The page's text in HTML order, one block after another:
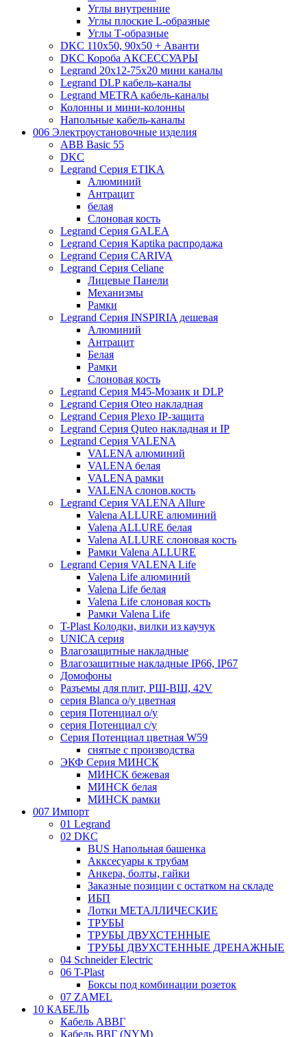
Углы внутренние
Углы плоские L-образные
Углы Т-образные
DKC 110х50, 90х50 + Аванти
DKC Короба АКСЕССУАРЫ
Legrand 20х12-75х20 мини каналы
Legrand DLP кабель-каналы
Legrand METRA кабель-каналы
Колонны и мини-колонны
Напольные кабель-каналы
006 Электроустановочные изделия
ABB Basic 55
DKC
Legrand Серия ETIKA
Алюминий
Антрацит
белая
Слоновая кость
Legrand Серия GALEA
Legrand Серия Kaptika распродажа
Legrand Серия CARIVA
Legrand Серия Celiane
Лицевые Панели
Механизмы
Рамки
Legrand Серия INSPIRIA дешевая
Алюминий
Антрацит
Белая
Рамки
Слоновая кость
Legrand Серия M45-Мозаик и DLP
Legrand Серия Oteo накладная
Legrand Серия Plexo IP-защита
Legrand Серия Quteo накладная и IP
Legrand Серия VALENA
VALENA алюминий
VALENA белая
VALENA рамки
VALENA слонов.кость
Legrand Серия VALENA Allure
Valena ALLURE алюминий
Valena ALLURE белая
Valena ALLURE слоновая кость
Рамки Valena ALLURE
Legrand Серия VALENA Life
Valena Life алюминий
Valena Life белая
Valena Life слоновая кость
Рамки Valena Life
T-Plast Колодки, вилки из каучук
UNICA серия
Влагозащитные накладные
Влагозащитные накладные IP66, IP67
Домофоны
Разъемы для плит, РШ-ВШ, 42V
серия Blanca о/у цветная
серия Потенциал о/у
серия Потенциал с/у
Серия Потенциал цветная W59
снятые с производства
ЭКФ Серия МИНСК
МИНСК бежевая
МИНСК белая
МИНСК рамки
007 Импорт
01 Legrand
02 DKC
BUS Напольная башенка
Акксесуары к трубам
Анкера, болты, гайки
Заказные позиции с остатком на складе
ИБП
Лотки МЕТАЛЛИЧЕСКИЕ
ТРУБЫ
ТРУБЫ ДВУХСТЕННЫЕ
ТРУБЫ ДВУХСТЕННЫЕ ДРЕНАЖНЫЕ
04 Schneider Electric
06 T-Plast
Боксы под комбинации розеток
07 ZAMEL
10 КАБЕЛЬ
Кабель АВВГ
Кабель ВВГ (NYM)